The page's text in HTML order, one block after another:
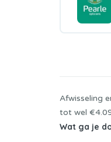
Afwisseling
tot wel
Wat ga je